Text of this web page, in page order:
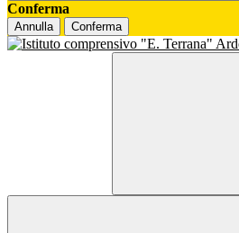
Conferma
Annulla Conferma